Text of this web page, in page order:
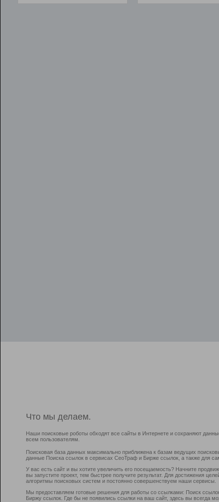
Что мы делаем.
Наши поисковые роботы обходят все сайты в Интернете и сохраняют
всем пользователям.
Поисковая база данных максимально приближена к базам ведущих
данные Поиска ссылок в сервисах СеоТраф и Бирже ссылок, а также для
У вас есть сайт и вы хотите увеличить его посещаемость? Начните
вы запустите проект, тем быстрее получите результат. Для достижения
алгоритмы поисковых систем и постоянно совершенствуем наши сервисы.
Мы предоставляем готовые решения для работы со ссылками: Поиск
Биржу ссылок. Где бы не появились ссылки на ваш сайт, здесь вы всегда